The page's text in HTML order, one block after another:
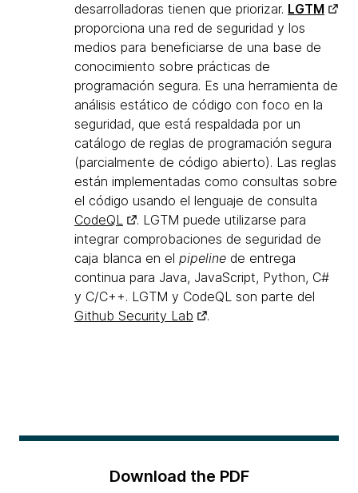
desarrolladoras tienen que priorizar. LGTM
proporciona una red de seguridad y los
medios para beneficiarse de una base de
conocimiento sobre prácticas de
programación segura. Es una herramienta de
análisis estático de código con foco en la
seguridad, que está respaldada por un
catálogo de reglas de programación segura
(parcialmente de código abierto). Las reglas
están implementadas como consultas sobre
el código usando el lenguaje de consulta
CodeQL
. LGTM puede utilizarse para
integrar comprobaciones de seguridad de
caja blanca en el pipeline de entrega
continua para Java, JavaScript, Python, C#
y C/C++. LGTM y CodeQL son parte del
Github Security Lab
.
Download the PDF